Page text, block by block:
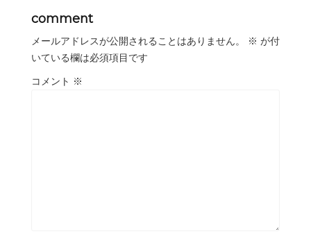
comment
メールアドレスが公開されることはありません。 ※ が付
いている欄は必須項目です
コメント ※